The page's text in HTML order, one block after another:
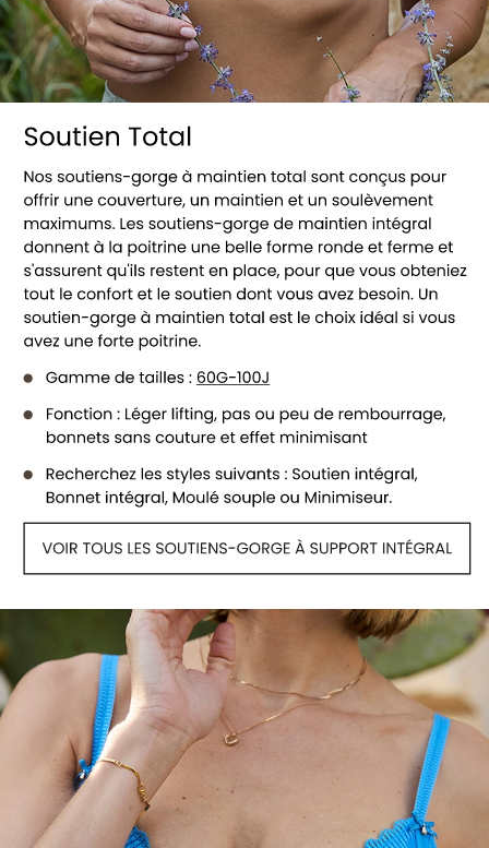
Voir tous les soutiens-gorge push-up